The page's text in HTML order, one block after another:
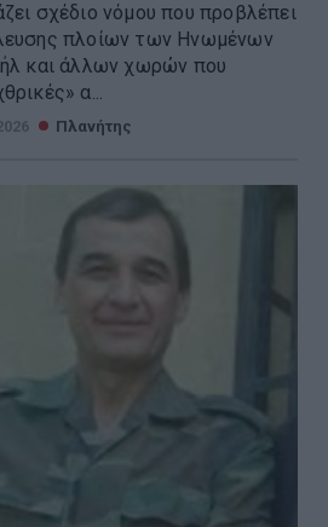
σχέδιο νόμου που προβλέπει
πλοίων των Ηνωμένων
και άλλων χωρών που
α...
Πλανήτης